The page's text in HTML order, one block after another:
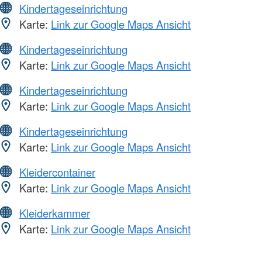
Kindertageseinrichtung
Karte: Link zur Google Maps Ansicht
Kindertageseinrichtung
Karte: Link zur Google Maps Ansicht
Kindertageseinrichtung
Karte: Link zur Google Maps Ansicht
Kindertageseinrichtung
Karte: Link zur Google Maps Ansicht
Kleidercontainer
Karte: Link zur Google Maps Ansicht
Kleiderkammer
Karte: Link zur Google Maps Ansicht